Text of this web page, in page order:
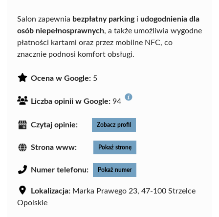
Salon zapewnia bezpłatny parkingi udogodnienia dla
osób niepełnosprawnych, a także umożliwia wygodne
płatności kartami oraz przez mobilne NFC, co
znacznie podnosi komfort obsługi.
Ocena w Google: 5
Liczba opinii w Google: 94
Czytaj opinie: Zobacz profil
Strona www: Pokaż stronę
Numer telefonu: Pokaż numer
Lokalizacja: Marka Prawego 23, 47-100 Strzelce
Opolskie